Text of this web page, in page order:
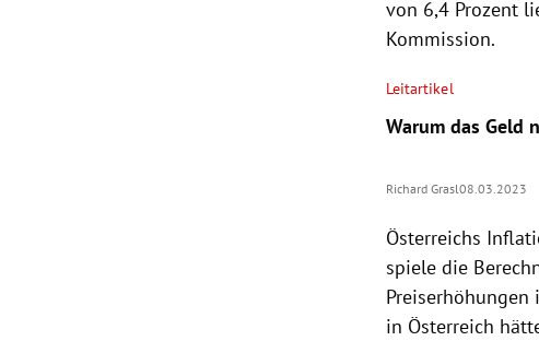
von 6,4 Prozent
Kommission.
Leitartikel
Warum das Geld
Richard Grasl08.03.2023
Österreichs
spiele die
in Österreich